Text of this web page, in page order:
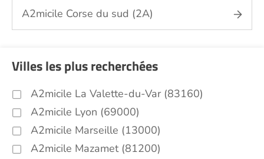
A2micile Corse du sud (2A)
Villes les plus recherchées
A2micile La Valette-du-Var (83160)
A2micile Lyon (69000)
A2micile Marseille (13000)
A2micile Mazamet (81200)